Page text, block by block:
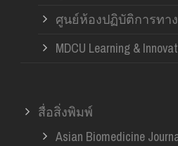
ศูนย์ห้องปฏิบัติการทา
MDCU Learning &
สื่อสิ่งพิมพ์
Asian Biomedicine